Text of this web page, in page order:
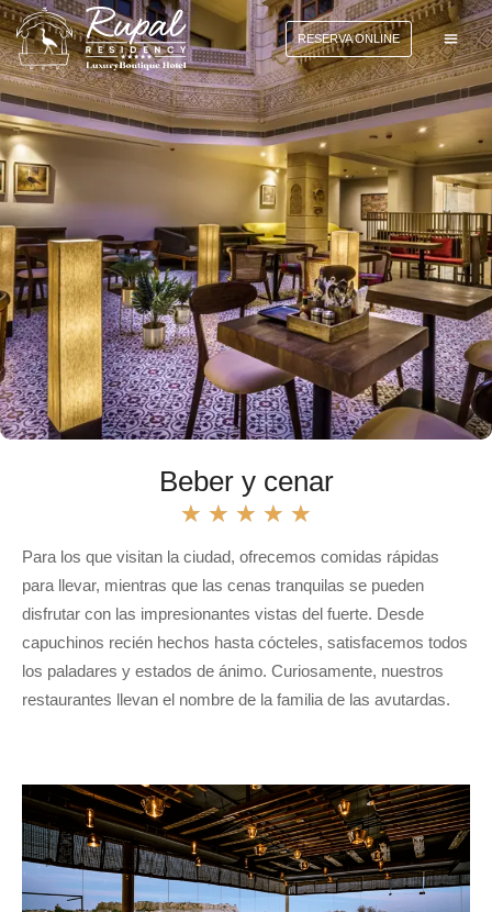
RESERVA ONLINE
Beber y cenar
★ ★ ★ ★ ★
Para los que visitan la ciudad, ofrecemos comidas rápidas
para llevar, mientras que las cenas tranquilas se pueden
disfrutar con las impresionantes vistas del fuerte. Desde
capuchinos recién hechos hasta cócteles, satisfacemos todos
los paladares y estados de ánimo. Curiosamente, nuestros
restaurantes llevan el nombre de la familia de las avutardas.